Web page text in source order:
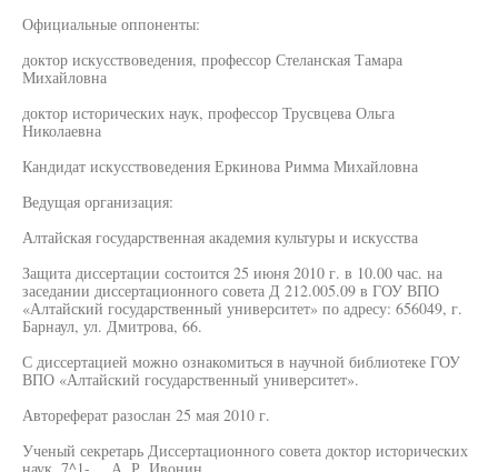
Официальные оппоненты:
доктор искусствоведения, профессор Стеланская Тамара
Михайловна
доктор исторических наук, профессор Трусвцева Ольга
Николаевна
Кандидат искусствоведения Еркинова Римма Михайловна
Ведущая организация:
Алтайская государственная академия культуры и искусства
Защита диссертации состоится 25 июня 2010 г. в 10.00 час. на
заседании диссертационного совета Д 212.005.09 в ГОУ ВПО
«Алтайский государственный университет» по адресу: 656049, г.
Барнаул, ул. Дмитрова, 66.
С диссертацией можно ознакомиться в научной библиотеке ГОУ
ВПО «Алтайский государственный университет».
Автореферат разослан 25 мая 2010 г.
Ученый секретарь Диссертационного совета доктор исторических